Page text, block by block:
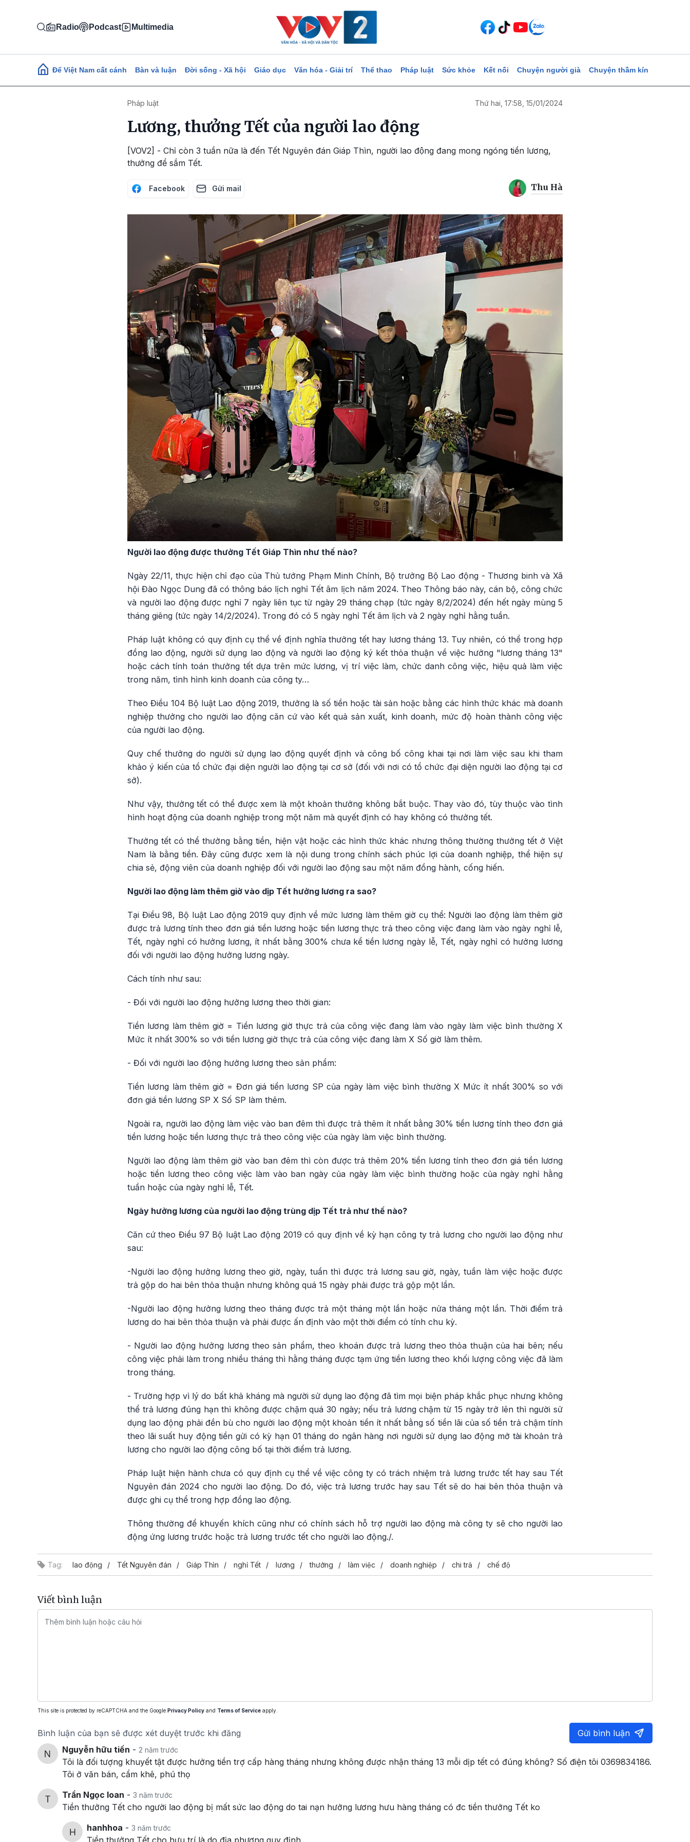
Radio Podcast Multimedia
Main navigation
Để Việt Nam cất cánh Bàn và luận Đời sống - Xã hội Giáo dục Văn hóa - Giải trí Thể thao Pháp luật Sức khỏe Kết nối Chuyện người già Chuyện thầm kín
Pháp luật Thứ hai, 17:58, 15/01/2024
Lương, thưởng Tết của người lao động
[VOV2] - Chỉ còn 3 tuần nữa là đến Tết Nguyên đán Giáp Thìn, người lao động đang mong ngóng tiền lương,
thưởng để sắm Tết.
Facebook Gửi mail Thu Hà
Người lao động được thưởng Tết Giáp Thìn như thế nào?
Ngày 22/11, thực hiện chỉ đạo của Thủ tướng Phạm Minh Chính, Bộ trưởng Bộ Lao động - Thương binh và Xã
hội Đào Ngọc Dung đã có thông báo lịch nghỉ Tết âm lịch năm 2024. Theo Thông báo này, cán bộ, công chức
và người lao động được nghỉ 7 ngày liên tục từ ngày 29 tháng chạp (tức ngày 8/2/2024) đến hết ngày mùng 5
tháng giêng (tức ngày 14/2/2024). Trong đó có 5 ngày nghỉ Tết âm lịch và 2 ngày nghỉ hằng tuần.
Pháp luật không có quy định cụ thể về định nghĩa thưởng tết hay lương tháng 13. Tuy nhiên, có thể trong hợp
đồng lao động, người sử dụng lao động và người lao động ký kết thỏa thuận về việc hưởng "lương tháng 13"
hoặc cách tính toán thưởng tết dựa trên mức lương, vị trí việc làm, chức danh công việc, hiệu quả làm việc
trong năm, tình hình kinh doanh của công ty…
Theo Điều 104 Bộ luật Lao động 2019, thưởng là số tiền hoặc tài sản hoặc bằng các hình thức khác mà doanh
nghiệp thưởng cho người lao động căn cứ vào kết quả sản xuất, kinh doanh, mức độ hoàn thành công việc
của người lao động.
Quy chế thưởng do người sử dụng lao động quyết định và công bố công khai tại nơi làm việc sau khi tham
khảo ý kiến của tổ chức đại diện người lao động tại cơ sở (đối với nơi có tổ chức đại diện người lao động tại cơ
sở).
Như vậy, thưởng tết có thể được xem là một khoản thưởng không bắt buộc. Thay vào đó, tùy thuộc vào tình
hình hoạt động của doanh nghiệp trong một năm mà quyết định có hay không có thưởng tết.
Thưởng tết có thể thưởng bằng tiền, hiện vật hoặc các hình thức khác nhưng thông thường thưởng tết ở Việt
Nam là bằng tiền. Đây cũng được xem là nội dung trong chính sách phúc lợi của doanh nghiệp, thể hiện sự
chia sẻ, động viên của doanh nghiệp đối với người lao động sau một năm đồng hành, cống hiến.
Người lao động làm thêm giờ vào dịp Tết hưởng lương ra sao?
Tại Điều 98, Bộ luật Lao động 2019 quy định về mức lương làm thêm giờ cụ thể: Người lao động làm thêm giờ
được trả lương tính theo đơn giá tiền lương hoặc tiền lương thực trả theo công việc đang làm vào ngày nghỉ lễ,
Tết, ngày nghỉ có hưởng lương, ít nhất bằng 300% chưa kể tiền lương ngày lễ, Tết, ngày nghỉ có hưởng lương
đối với người lao động hưởng lương ngày.
Cách tính như sau:
- Đối với người lao động hưởng lương theo thời gian:
Tiền lương làm thêm giờ = Tiền lương giờ thực trả của công việc đang làm vào ngày làm việc bình thường X
Mức ít nhất 300% so với tiền lương giờ thực trả của công việc đang làm X Số giờ làm thêm.
- Đối với người lao động hưởng lương theo sản phẩm:
Tiền lương làm thêm giờ = Đơn giá tiền lương SP của ngày làm việc bình thường X Mức ít nhất 300% so với
đơn giá tiền lương SP X Số SP làm thêm.
Ngoài ra, người lao động làm việc vào ban đêm thì được trả thêm ít nhất bằng 30% tiền lương tính theo đơn giá
tiền lương hoặc tiền lương thực trả theo công việc của ngày làm việc bình thường.
Người lao động làm thêm giờ vào ban đêm thì còn được trả thêm 20% tiền lương tính theo đơn giá tiền lương
hoặc tiền lương theo công việc làm vào ban ngày của ngày làm việc bình thường hoặc của ngày nghỉ hằng
tuần hoặc của ngày nghỉ lễ, Tết.
Ngày hưởng lương của người lao động trùng dịp Tết trả như thế nào?
Căn cứ theo Điều 97 Bộ luật Lao động 2019 có quy định về kỳ hạn công ty trả lương cho người lao động như
sau:
-Người lao động hưởng lương theo giờ, ngày, tuần thì được trả lương sau giờ, ngày, tuần làm việc hoặc được
trả gộp do hai bên thỏa thuận nhưng không quá 15 ngày phải được trả gộp một lần.
-Người lao động hưởng lương theo tháng được trả một tháng một lần hoặc nửa tháng một lần. Thời điểm trả
lương do hai bên thỏa thuận và phải được ấn định vào một thời điểm có tính chu kỳ.
- Người lao động hưởng lương theo sản phẩm, theo khoán được trả lương theo thỏa thuận của hai bên; nếu
công việc phải làm trong nhiều tháng thì hằng tháng được tạm ứng tiền lương theo khối lượng công việc đã làm
trong tháng.
- Trường hợp vì lý do bất khả kháng mà người sử dụng lao động đã tìm mọi biện pháp khắc phục nhưng không
thể trả lương đúng hạn thì không được chậm quá 30 ngày; nếu trả lương chậm từ 15 ngày trở lên thì người sử
dụng lao động phải đền bù cho người lao động một khoản tiền ít nhất bằng số tiền lãi của số tiền trả chậm tính
theo lãi suất huy động tiền gửi có kỳ hạn 01 tháng do ngân hàng nơi người sử dụng lao động mở tài khoản trả
lương cho người lao động công bố tại thời điểm trả lương.
Pháp luật hiện hành chưa có quy định cụ thể về việc công ty có trách nhiệm trả lương trước tết hay sau Tết
Nguyên đán 2024 cho người lao động. Do đó, việc trả lương trước hay sau Tết sẽ do hai bên thỏa thuận và
được ghi cụ thể trong hợp đồng lao động.
Thông thường để khuyến khích cũng như có chính sách hỗ trợ người lao động mà công ty sẽ cho người lao
động ứng lương trước hoặc trả lương trước tết cho người lao động./.
Tag: lao động Tết Nguyên đán Giáp Thìn nghỉ Tết lương thưởng làm việc doanh nghiệp chi trả chế độ
Viết bình luận
This site is protected by reCAPTCHA and the Google Privacy Policy and Terms of Service apply.
Bình luận của bạn sẽ được xét duyệt trước khi đăng
Gửi bình luận
Nguyễn hữu tiến - 2 năm trước
Tôi là đối tượng khuyết tật được hưởng tiền trợ cấp hàng tháng nhưng không được nhận tháng 13 mỗi dịp tết có đúng không? Số điện tôi 0369834186.
Tôi ở văn bán, cẩm khê, phú thọ
Trần Ngọc loan - 3 năm trước
Tiền thưởng Tết cho người lao động bị mất sức lao động do tai nạn hưởng lương hưu hàng tháng có đc tiền thưởng Tết ko
hanhhoa - 3 năm trước
Tiền thưởng Tết cho hưu trí là do địa phương quy định.